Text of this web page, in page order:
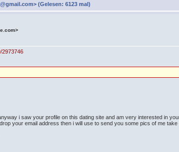
(Gelesen: 6123 mal)
2973746
i saw your profile on this dating site and am very interested in
your email address then i will use to send you some pics of me take